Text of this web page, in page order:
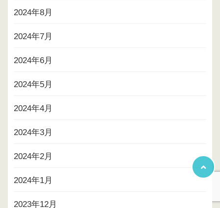
2024年8月
2024年7月
2024年6月
2024年5月
2024年4月
2024年3月
2024年2月
2024年1月
2023年12月